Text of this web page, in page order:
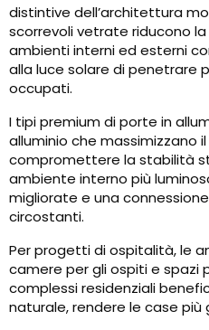
distintive dell’architettura
scorrevoli vetrate riducono
ambienti interni ed esterni
alla luce solare di penetrare
occupati.
I tipi premium di porte in
alluminio che massimizzano
compromettere la stabilità
ambiente interno più
migliorate e una
circostanti.
Per progetti di ospitalità, le
camere per gli ospiti e spazi
complessi residenziali
naturale, rendere le case più